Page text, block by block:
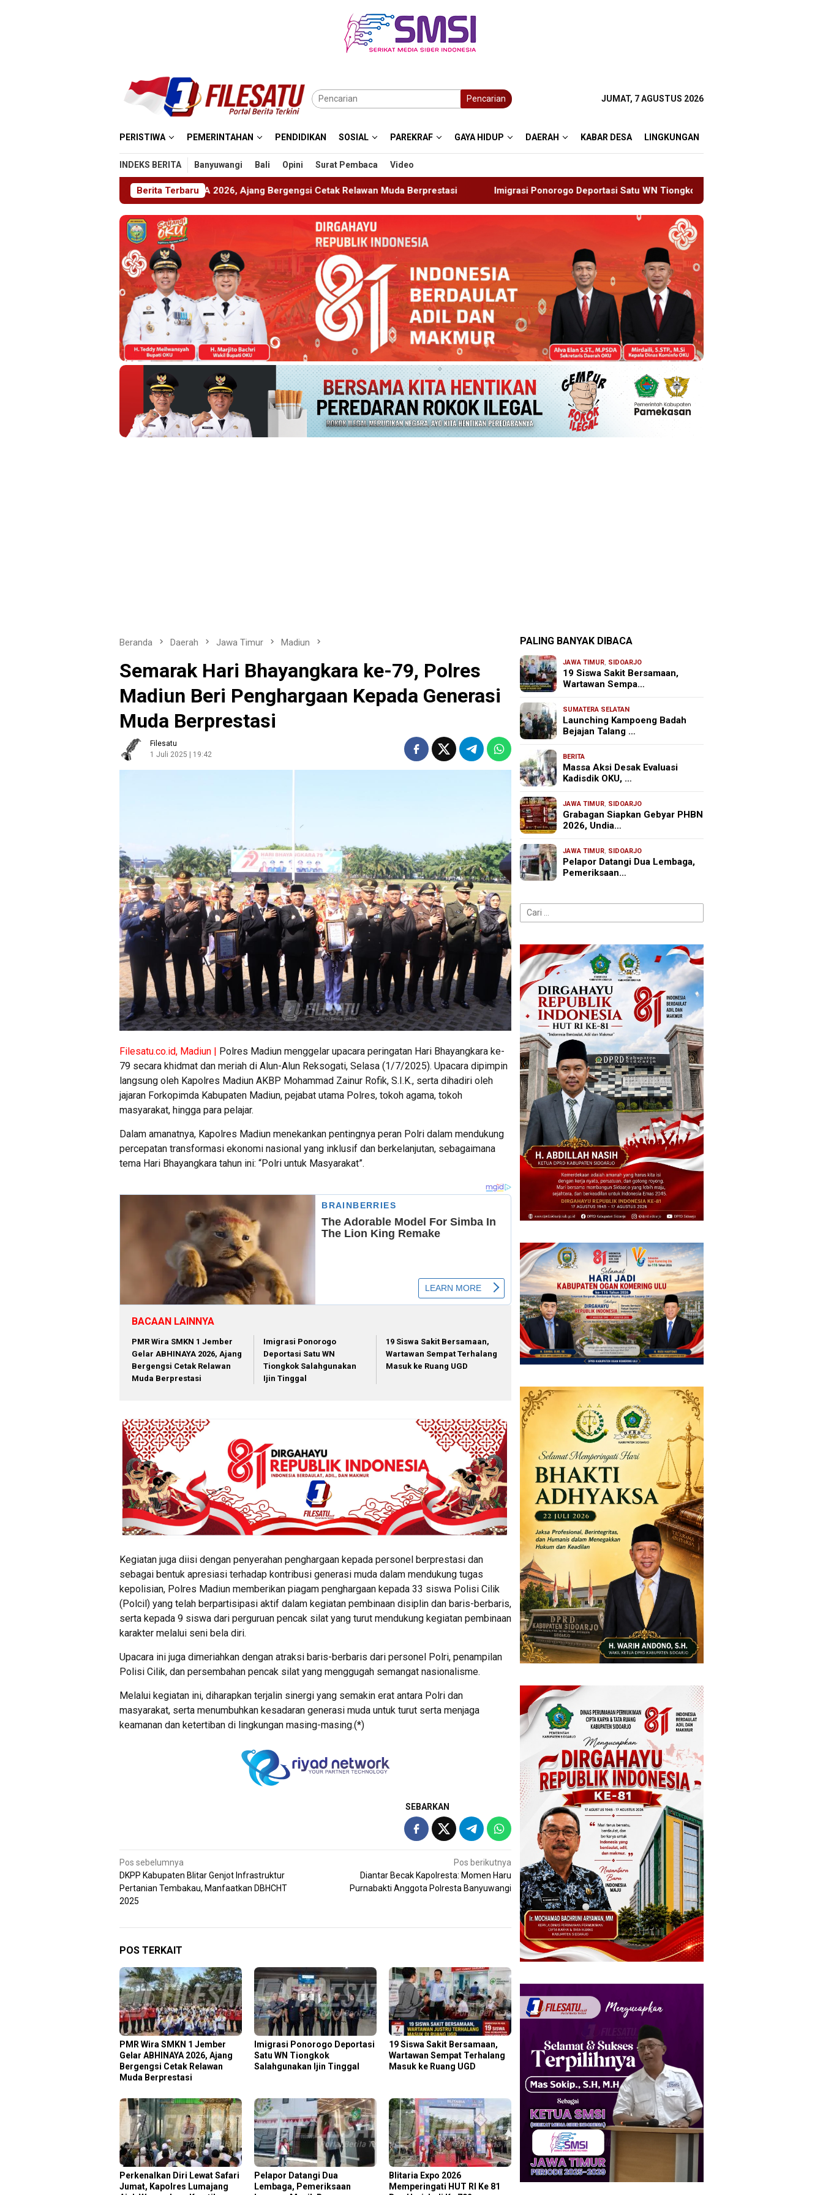
Pencarian JUMAT, 7 AGUSTUS 2026
PERISTIWA PEMERINTAHAN PENDIDIKAN SOSIAL PAREKRAF GAYA HIDUP DAERAH KABAR DESA LINGKUNGAN
INDEKS BERITA Banyuwangi Bali Opini Surat Pembaca Video
Berita Terbaru
Gelar ABHINAYA 2026, Ajang Bergengsi Cetak Relawan Muda Berprestasi Imigrasi Ponorogo Deportasi Satu WN Tiongkok Salahgunakan Ijin Tinggal
Beranda Daerah Jawa Timur Madiun
Semarak Hari Bhayangkara ke-79, Polres
Madiun Beri Penghargaan Kepada Generasi
Muda Berprestasi
Filesatu
1 Juli 2025 | 19:42
Filesatu.co.id, Madiun | Polres Madiun menggelar upacara peringatan Hari Bhayangkara ke-
79 secara khidmat dan meriah di Alun-Alun Reksogati, Selasa (1/7/2025). Upacara dipimpin
langsung oleh Kapolres Madiun AKBP Mohammad Zainur Rofik, S.I.K., serta dihadiri oleh
jajaran Forkopimda Kabupaten Madiun, pejabat utama Polres, tokoh agama, tokoh
masyarakat, hingga para pelajar.
Dalam amanatnya, Kapolres Madiun menekankan pentingnya peran Polri dalam mendukung
percepatan transformasi ekonomi nasional yang inklusif dan berkelanjutan, sebagaimana
tema Hari Bhayangkara tahun ini: “Polri untuk Masyarakat”.
BACAAN LAINNYA
PMR Wira SMKN 1 Jember
Gelar ABHINAYA 2026, Ajang
Bergengsi Cetak Relawan
Muda Berprestasi
Imigrasi Ponorogo
Deportasi Satu WN
Tiongkok Salahgunakan
Ijin Tinggal
19 Siswa Sakit Bersamaan,
Wartawan Sempat Terhalang
Masuk ke Ruang UGD
Kegiatan juga diisi dengan penyerahan penghargaan kepada personel berprestasi dan
sebagai bentuk apresiasi terhadap kontribusi generasi muda dalam mendukung tugas
kepolisian, Polres Madiun memberikan piagam penghargaan kepada 33 siswa Polisi Cilik
(Polcil) yang telah berpartisipasi aktif dalam kegiatan pembinaan disiplin dan baris-berbaris,
serta kepada 9 siswa dari perguruan pencak silat yang turut mendukung kegiatan pembinaan
karakter melalui seni bela diri.
Upacara ini juga dimeriahkan dengan atraksi baris-berbaris dari personel Polri, penampilan
Polisi Cilik, dan persembahan pencak silat yang menggugah semangat nasionalisme.
Melalui kegiatan ini, diharapkan terjalin sinergi yang semakin erat antara Polri dan
masyarakat, serta menumbuhkan kesadaran generasi muda untuk turut serta menjaga
keamanan dan ketertiban di lingkungan masing-masing.(*)
SEBARKAN
Navigasi
pos
Pos sebelumnya
DKPP Kabupaten Blitar Genjot Infrastruktur
Pertanian Tembakau, Manfaatkan DBHCHT
2025
Pos berikutnya
Diantar Becak Kapolresta: Momen Haru
Purnabakti Anggota Polresta Banyuwangi
POS TERKAIT
PMR Wira SMKN 1 Jember
Gelar ABHINAYA 2026, Ajang
Bergengsi Cetak Relawan
Muda Berprestasi
Imigrasi Ponorogo Deportasi
Satu WN Tiongkok
Salahgunakan Ijin Tinggal
19 Siswa Sakit Bersamaan,
Wartawan Sempat Terhalang
Masuk ke Ruang UGD
Perkenalkan Diri Lewat Safari
Jumat, Kapolres Lumajang
Pelapor Datangi Dua
Lembaga, Pemeriksaan
Blitaria Expo 2026
Memperingati HUT RI Ke 81
PALING BANYAK DIBACA
JAWA TIMUR, SIDOARJO
19 Siswa Sakit Bersamaan,
Wartawan Sempa…
SUMATERA SELATAN
Launching Kampoeng Badah
Bejajan Talang …
BERITA
Massa Aksi Desak Evaluasi
Kadisdik OKU, …
JAWA TIMUR, SIDOARJO
Grabagan Siapkan Gebyar PHBN
2026, Undia…
JAWA TIMUR, SIDOARJO
Pelapor Datangi Dua Lembaga,
Pemeriksaan…
Cari
untuk: